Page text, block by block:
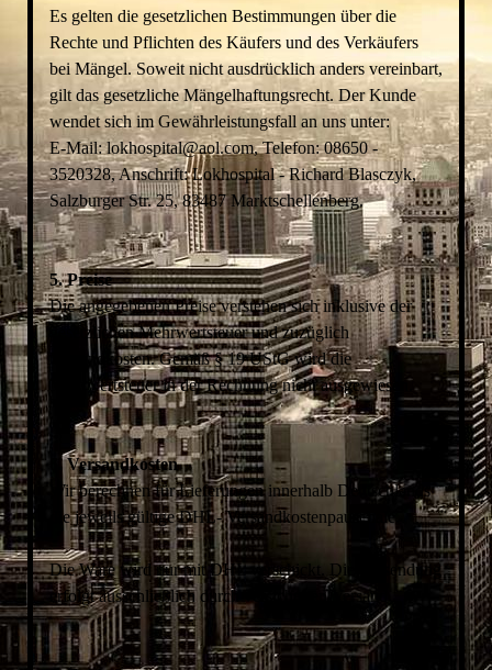
Es gelten die gesetzlichen Bestimmungen über die
Rechte und Pflichten des Käufers und des Verkäufers
bei Mängel. Soweit nicht ausdrücklich anders vereinbart,
gilt das gesetzliche Mängelhaftungsrecht. Der Kunde
wendet sich im Gewährleistungsfall an uns unter:
E-Mail: lokhospital@aol.com, Telefon: 08650 -
3520328, Anschrift: Lokhospital - Richard Blasczyk,
Salzburger Str. 25, 83487 Marktschellenberg.
5. Preise
Die angegebenen Preise verstehen sich inklusive der
gesetzlichen Mehrwertsteuer und zuzüglich
Versandkosten. Gemäß § 19 UStG wird die
Mehrwertsteuer in der Rechnung nicht ausgewiesen.
6. Versandkosten
Wir berechnen für Lieferungen innerhalb Deutschlands
die jeweils gültige DHL- Versandkostenpauschale.
Die Ware wird nur mit DHL verschickt. Die Versendung
erfolgt ausschließlich durch versicherten Versand.